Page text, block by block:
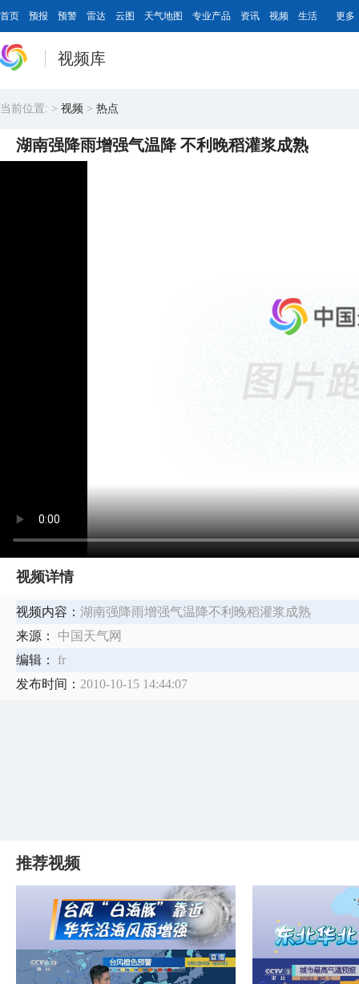
首页 预报 预警 雷达 云图 天气地图 专业产品 资讯 视频 生活 更多
视频库
当前位置: > 视频 > 热点
湖南强降雨增强气温降 不利晚稻灌浆成熟
视频详情
视频内容： 湖南强降雨增强气温降不利晚稻灌浆成熟
来源：
中国天气网
编辑：
fr
发布时间： 2010-10-15 14:44:07
推荐视频